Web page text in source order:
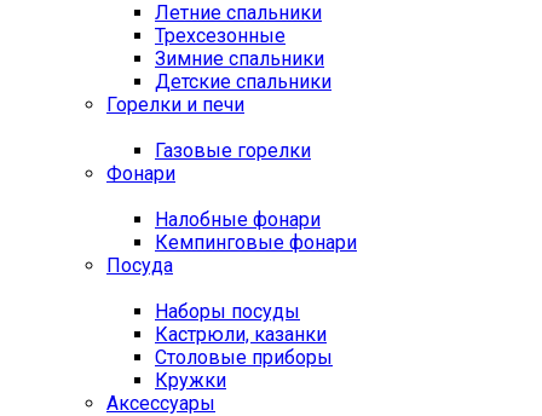
Летние спальники
Трехсезонные
Зимние спальники
Детские спальники
Горелки и печи
Газовые горелки
Фонари
Налобные фонари
Кемпинговые фонари
Посуда
Наборы посуды
Кастрюли, казанки
Столовые приборы
Кружки
Аксессуары